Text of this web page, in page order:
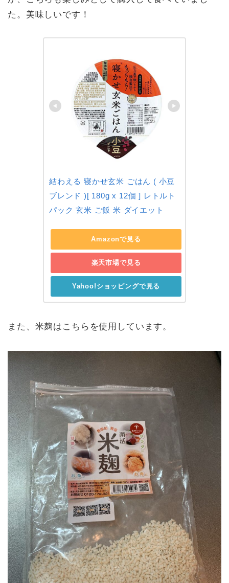
た。美味しいです！
結わえる 寝かせ玄米 ごはん ( 小豆
ブレンド )[ 180g x 12個 ] レトルト
パック 玄米 ご飯 米 ダイエット
Amazonで見る
楽天市場で見る
Yahoo!ショッピングで見る
また、米麹はこちらを使用しています。